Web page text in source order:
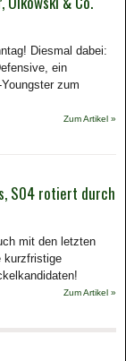
Diesmal dabei:
ein
zum
Zum Artikel »
S04 rotiert durch
mit den letzten
kurzfristige
Zum Artikel »